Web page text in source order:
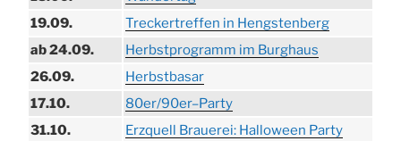
19.09.
Treckertreffen in Hengstenberg
ab 24.09.
Herbstprogramm im Burghaus
26.09.
Herbstbasar
17.10.
80er/90er–Party
31.10.
Erzquell Brauerei: Halloween Party